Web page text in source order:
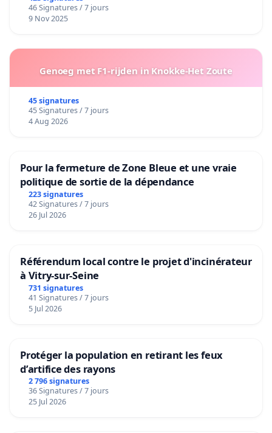
46 Signatures / 7 jours
9 Nov 2025
Genoeg met F1-rijden in Knokke-Het Zoute
45 signatures
45 Signatures / 7 jours
4 Aug 2026
Pour la fermeture de Zone Bleue et une vraie
politique de sortie de la dépendance
223 signatures
42 Signatures / 7 jours
26 Jul 2026
Référendum local contre le projet d'incinérateur
à Vitry-sur-Seine
731 signatures
41 Signatures / 7 jours
5 Jul 2026
Protéger la population en retirant les feux
d’artifice des rayons
2 796 signatures
36 Signatures / 7 jours
25 Jul 2026